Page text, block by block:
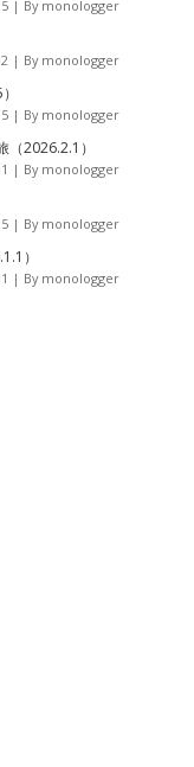
By monologger
By monologger
By monologger
2026.2.1）
By monologger
By monologger
）
By monologger